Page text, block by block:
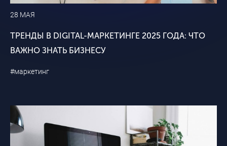
28 МАЯ
ТРЕНДЫ В DIGITAL-МАРКЕТИНГЕ 2025 ГОДА: ЧТО
ВАЖНО ЗНАТЬ БИЗНЕСУ
#маркетинг